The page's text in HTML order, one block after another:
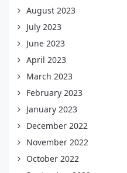
August 2023
July 2023
June 2023
April 2023
March 2023
February 2023
January 2023
December 2022
November 2022
October 2022